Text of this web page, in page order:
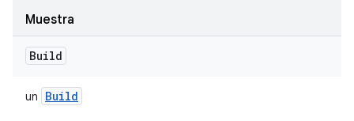
Muestra
Build
un Build